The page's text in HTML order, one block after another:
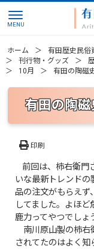
ホーム 有田歴史民俗
刊行物・グッズ
10月
有田の陶磁
有田の陶磁
印刷
前回は、柿右衛門
いな最新トレンドの
品の注文がもらえず
してました。よほ
鹿力ってやつでしょ
南川原山製の柿右
されてたのはよく